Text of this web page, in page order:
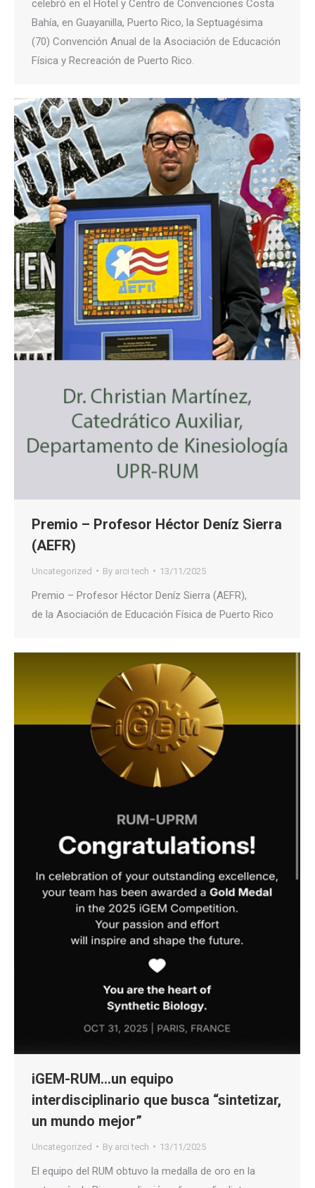
celebró en el Hotel y Centro de Convenciones Costa
Bahía, en Guayanilla, Puerto Rico, la Septuagésima
(70) Convención Anual de la Asociación de Educación
Física y Recreación de Puerto Rico.
Premio – Profesor Héctor Deníz Sierra
(AEFR)
Uncategorized By arci tech 13/11/2025
Premio – Profesor Héctor Deníz Sierra (AEFR),
de la Asociación de Educación Física de Puerto Rico
iGEM-RUM…un equipo
interdisciplinario que busca “sintetizar,
un mundo mejor”
Uncategorized By arci tech 13/11/2025
El equipo del RUM obtuvo la medalla de oro en la